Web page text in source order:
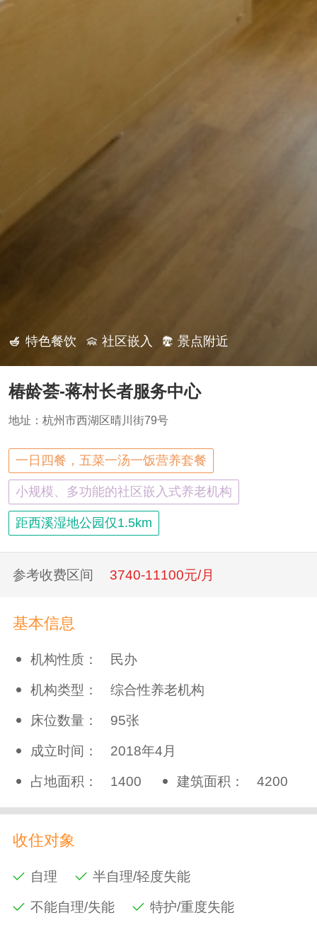
特色餐饮 社区嵌入 景点附近
椿龄荟-蒋村长者服务中心
地址：杭州市西湖区晴川街79号
一日四餐，五菜一汤一饭营养套餐
小规模、多功能的社区嵌入式养老机构
距西溪湿地公园仅1.5km
参考收费区间 3740-11100元/月
基本信息
机构性质： 民办
机构类型： 综合性养老机构
床位数量： 95张
成立时间： 2018年4月
占地面积： 1400 建筑面积： 4200
收住对象
自理 半自理/轻度失能
不能自理/失能 特护/重度失能